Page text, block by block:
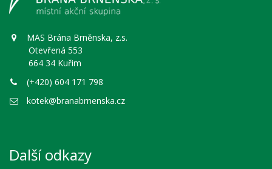
MAS Brána Brněnska, z.s.
Otevřená 553
664 34 Kuřim
(+420) 604 171 798
kotek@branabrnenska.cz
Další odkazy